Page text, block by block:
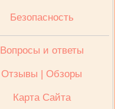
Безопасность
Вопросы и ответы
Отзывы | Обзоры
Карта Сайта